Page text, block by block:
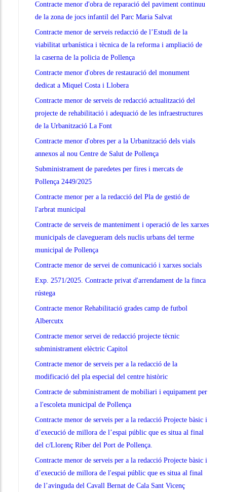
Contracte menor d'obra de reparació del paviment continuu
de la zona de jocs infantil del Parc Maria Salvat
Contracte menor de serveis redacció de l’Estudi de la
viabilitat urbanística i tècnica de la reforma i ampliació de
la caserna de la policia de Pollença
Contracte menor d'obres de restauració del monument
dedicat a Miquel Costa i Llobera
Contracte menor de serveis de redacció actualització del
projecte de rehabilitació i adequació de les infraestructures
de la Urbanització La Font
Contracte menor d'obres per a la Urbanització dels vials
annexos al nou Centre de Salut de Pollença
Subministrament de paredetes per fires i mercats de
Pollença 2449/2025
Contracte menor per a la redacció del Pla de gestió de
l'arbrat municipal
Contracte de serveis de manteniment i operació de les xarxes
municipals de clavegueram dels nuclis urbans del terme
municipal de Pollença
Contracte menor de servei de comunicació i xarxes socials
Exp. 2571/2025. Contracte privat d'arrendament de la finca
rústega
Contracte menor Rehabilitació grades camp de futbol
Albercutx
Contracte menor servei de redacció projecte tècnic
subministrament elèctric Capitol
Contracte menor de serveis per a la redacció de la
modificació del pla especial del centre històric
Contracte de subministrament de mobiliari i equipament per
a l'escoleta municipal de Pollença
Contracte menor de serveis per a la redacció Projecte bàsic i
d’execució de millora de l’espai públic que es situa al final
del c/Llorenç Riber del Port de Pollença.
Contracte menor de serveis per a la redacció Projecte bàsic i
d’execució de millora de l'espai públic que es situa al final
de l’avinguda del Cavall Bernat de Cala Sant Vicenç